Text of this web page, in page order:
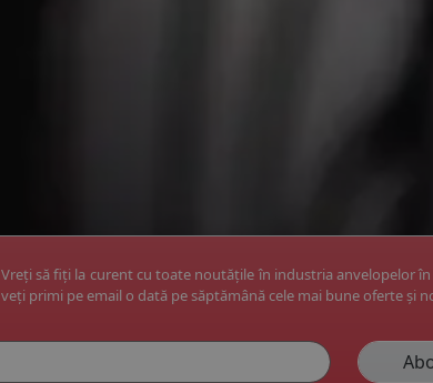
Vreți să fiți la curent cu toate noutățile în industria anvelopelor
veți primi pe email o dată pe săptămână cele mai bune oferte și